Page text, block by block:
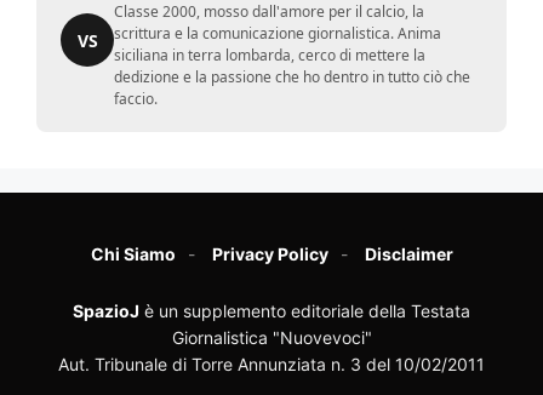
VS
Classe 2000, mosso dall'amore per il calcio, la
scrittura e la comunicazione giornalistica. Anima
siciliana in terra lombarda, cerco di mettere la
dedizione e la passione che ho dentro in tutto ciò che
faccio.
Chi Siamo Privacy Policy Disclaimer
SpazioJ è un supplemento editoriale della Testata
Giornalistica "Nuovevoci"
Aut. Tribunale di Torre Annunziata n. 3 del 10/02/2011